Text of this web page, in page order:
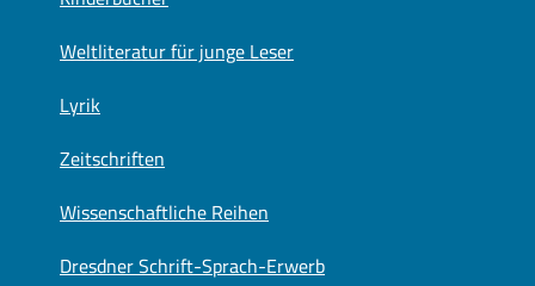
Weltliteratur für junge Leser
Lyrik
Zeitschriften
Wissenschaftliche Reihen
Dresdner Schrift-Sprach-Erwerb